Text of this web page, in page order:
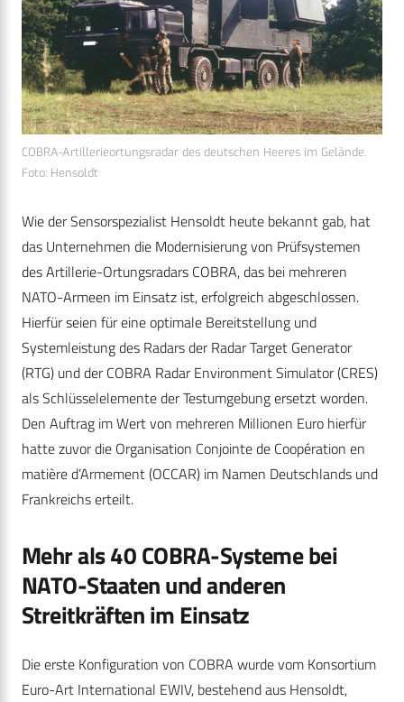
COBRA-Artillerieortungsradar des deutschen Heeres im Gelände.
Foto: Hensoldt
Wie der Sensorspezialist Hensoldt heute bekannt gab, hat
das Unternehmen die Modernisierung von Prüfsystemen
des Artillerie-Ortungsradars COBRA, das bei mehreren
NATO-Armeen im Einsatz ist, erfolgreich abgeschlossen.
Hierfür seien für eine optimale Bereitstellung und
Systemleistung des Radars der Radar Target Generator
(RTG) und der COBRA Radar Environment Simulator (CRES)
als Schlüsselelemente der Testumgebung ersetzt worden.
Den Auftrag im Wert von mehreren Millionen Euro hierfür
hatte zuvor die Organisation Conjointe de Coopération en
matière d’Armement (OCCAR) im Namen Deutschlands und
Frankreichs erteilt.
Mehr als 40 COBRA-Systeme bei
NATO-Staaten und anderen
Streitkräften im Einsatz
Die erste Konfiguration von COBRA wurde vom Konsortium
Euro-Art International EWIV, bestehend aus Hensoldt,